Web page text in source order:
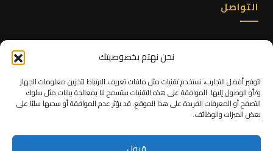
نحن نهتم بخصوصيتك
لتوفير أفضل التجارب، نستخدم تقنيات مثل ملفات تعريف الارتباط لتخزين معلومات الجهاز
و/أو الوصول إليها. الموافقة على هذه التقنيات ستسمح لنا بمعالجة بيانات مثل سلوك
التصفح أو المعرفات الفريدة على هذا الموقع. قد يؤثر عدم الموافقة أو سحبها سلبًا على
بعض الميزات والوظائف.
التواصل
+966 53 666 6765
واتساب فوري ←
جدة، المملكة العربية السعودية